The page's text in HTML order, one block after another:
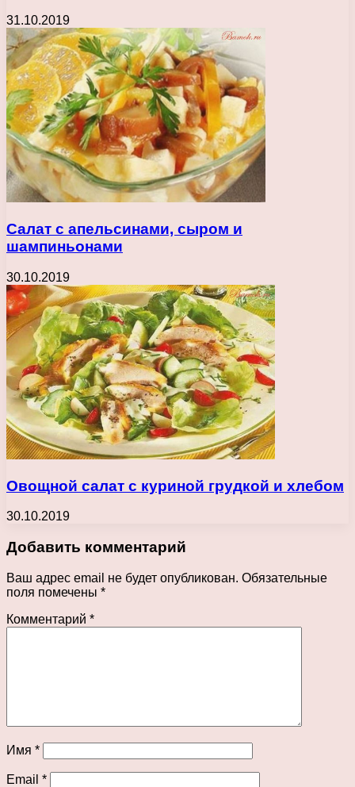
31.10.2019
Салат с апельсинами, сыром и
шампиньонами
30.10.2019
Овощной салат с куриной грудкой и хлебом
30.10.2019
Добавить комментарий
Ваш адрес email не будет опубликован. Обязательные
поля помечены *
Комментарий *
Имя *
Email *